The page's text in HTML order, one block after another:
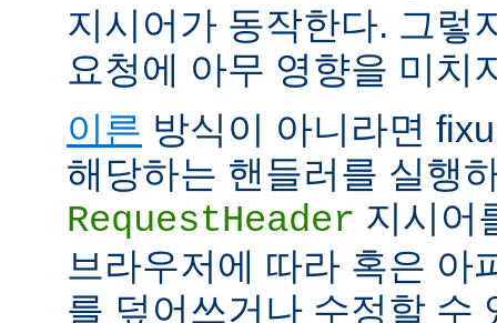
지시어가 동작한다. 그렇
요청에 아무 영향을 미치
이른 방식이 아니라면
해당하는 핸들러를 실행
RequestHeader 지시어
브라우저에 따라 혹은 아
를 덮어쓰거나 수정할 수